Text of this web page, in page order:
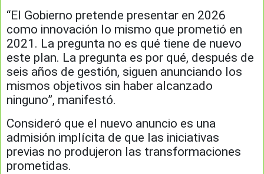
“El Gobierno pretende presentar en 2026
como innovación lo mismo que prometió en
2021. La pregunta no es qué tiene de nuevo
este plan. La pregunta es por qué, después de
seis años de gestión, siguen anunciando los
mismos objetivos sin haber alcanzado
ninguno”, manifestó.
Consideró que el nuevo anuncio es una
admisión implícita de que las iniciativas
previas no produjeron las transformaciones
prometidas.